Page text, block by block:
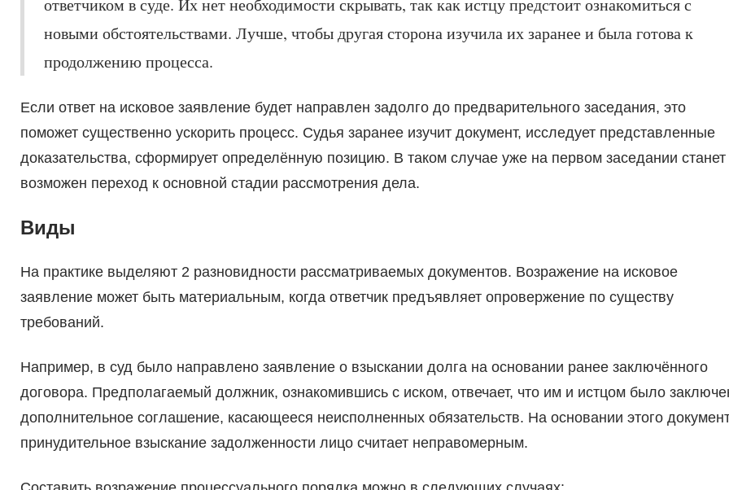
ответчиком в суде. Их нет необходимости скрывать, так как истцу предстоит ознакомиться с
новыми обстоятельствами. Лучше, чтобы другая сторона изучила их заранее и была готова к
продолжению процесса.
Если ответ на исковое заявление будет направлен задолго до предварительного заседания, это
поможет существенно ускорить процесс. Судья заранее изучит документ, исследует представленные
доказательства, сформирует определённую позицию. В таком случае уже на первом заседании станет
возможен переход к основной стадии рассмотрения дела.
Виды
На практике выделяют 2 разновидности рассматриваемых документов. Возражение на исковое
заявление может быть материальным, когда ответчик предъявляет опровержение по существу
требований.
Например, в суд было направлено заявление о взыскании долга на основании ранее заключённого
договора. Предполагаемый должник, ознакомившись с иском, отвечает, что им и истцом было
дополнительное соглашение, касающееся неисполненных обязательств. На основании этого
принудительное взыскание задолженности лицо считает неправомерным.